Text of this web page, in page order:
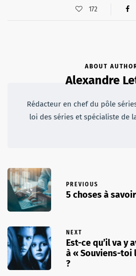
172
ABOUT
Alexandre
Rédacteur en chef du pôle
loi des séries et spécialiste de
PREVIOUS
5 choses à
NEXT
Est-ce qu’il va y
à « Souviens-toi
?